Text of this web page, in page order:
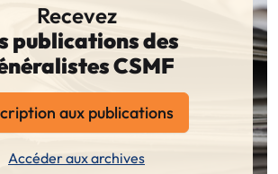
Recevez
publications des
CSMF
aux publications
Accéder aux archives